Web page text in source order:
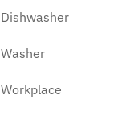
Dishwasher
Washer
Workplace